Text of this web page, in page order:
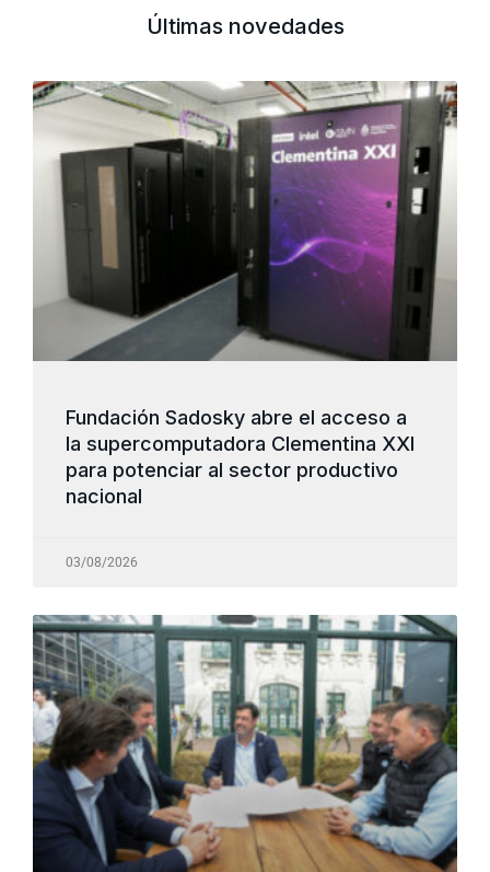
Últimas novedades
Fundación Sadosky abre el acceso a
la supercomputadora Clementina XXI
para potenciar al sector productivo
nacional
03/08/2026